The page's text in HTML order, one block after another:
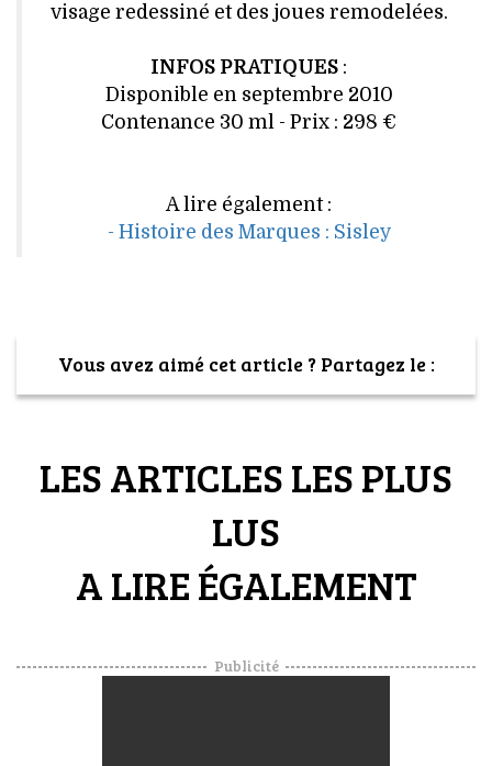
visage redessiné et des joues remodelées.
INFOS PRATIQUES :
Disponible en septembre 2010
Contenance 30 ml - Prix : 298 €
A lire également :
- Histoire des Marques : Sisley
Vous avez aimé cet article ? Partagez le :
LES ARTICLES LES PLUS
LUS
A LIRE ÉGALEMENT
Publicité